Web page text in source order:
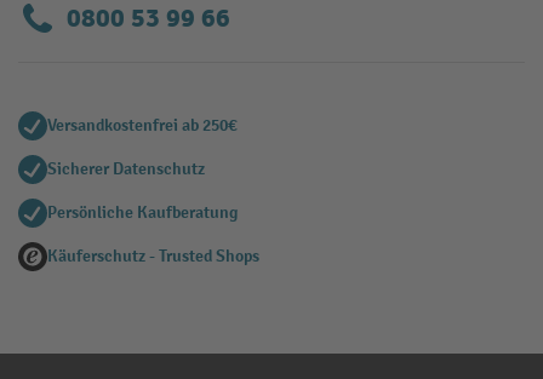
0800 53 99 66
Versandkostenfrei ab 250€
Sicherer Datenschutz
Persönliche Kaufberatung
Käuferschutz - Trusted Shops